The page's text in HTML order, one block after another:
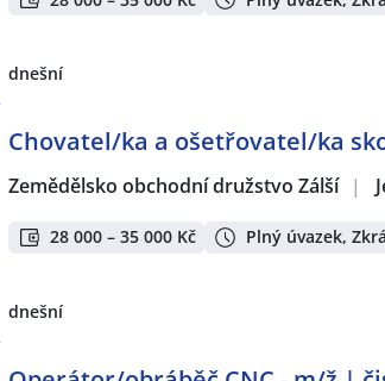
dnešní
Chovatel/ka a ošetřovatel/ka
Zemědělsko obchodní družstvo Zálší |
28 000 – 35 000 Kč Plný úvazek,
dnešní